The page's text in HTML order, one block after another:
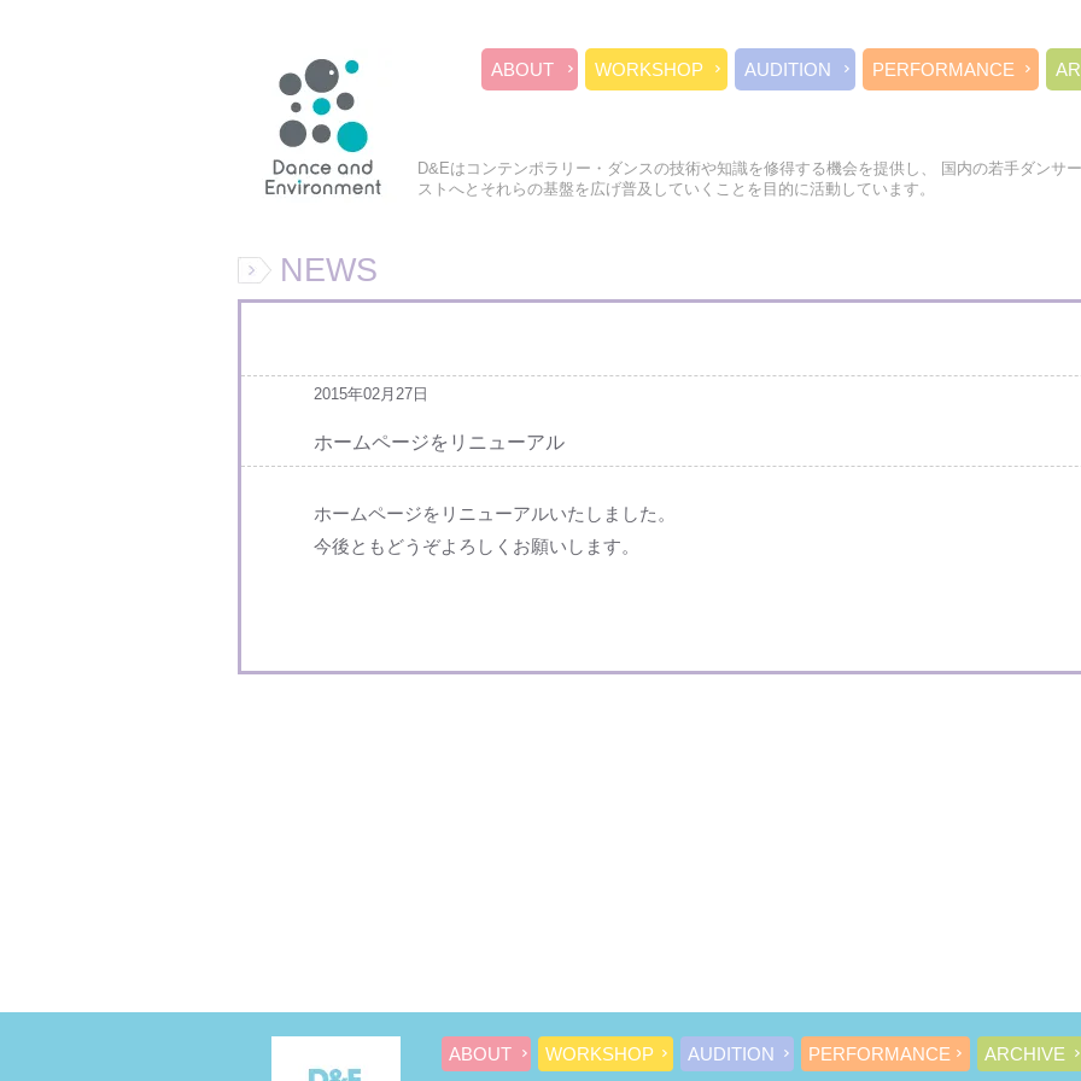
ABOUT WORKSHOP AUDITION PERFORMANCE
D&Eはコンテンポラリー・ダンスの技術や知識を修得する機会を提供し、 国内の若手ダンサ
ストへとそれらの基盤を広げ普及していくことを目的に活動しています。
NEWS
2015年02月27日
ホームページをリニューアル
ホームページをリニューアルいたしました。
今後ともどうぞよろしくお願いします。
ABOUT WORKSHOP AUDITION PERFORMANCE ARCHIVE